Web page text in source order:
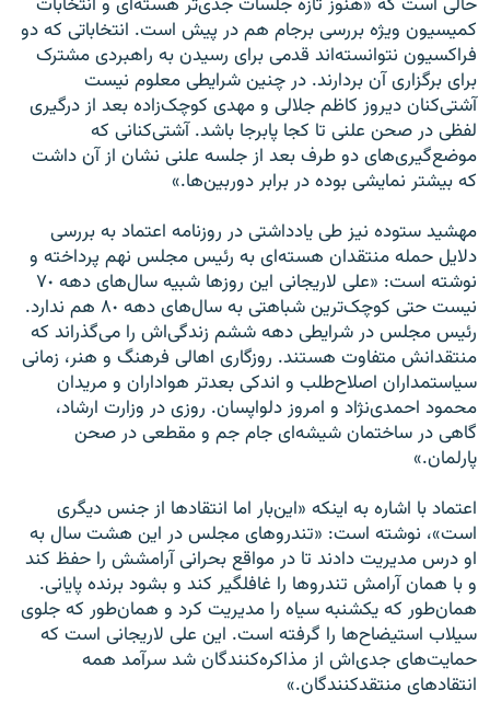
حالی است که «هنوز تازه جلسات جدی‌تر هسته‌ای و انتخابات
کمیسیون ویژه بررسی برجام هم در پیش است. انتخاباتی که دو
فراکسیون نتوانسته‌اند قدمی برای رسیدن به راهبردی مشترک
برای برگزاری آن بردارند. در چنین شرایطی معلوم نیست
آشتی‌کنان دیروز کاظم جلالی و مهدی کوچک‌زاده بعد از درگیری
لفظی در صحن علنی تا کجا پابرجا باشد. آشتی‌کنانی که
موضع‌گیری‌های دو طرف بعد از جلسه علنی نشان از آن داشت
که بیشتر نمایشی بوده در برابر دوربین‌ها.»
مهشید ستوده نیز طی یادداشتی در روزنامه اعتماد به بررسی
دلایل حمله منتقدان هسته‌ای به رئیس مجلس نهم پرداخته و
نوشته است: «علی لاریجانی این روزها شبیه سال‌های دهه ٧٠
نیست حتی کوچک‌ترین شباهتی به سال‌های دهه ٨٠ هم ندارد.
رئیس مجلس در شرایطی دهه ششم زندگی‌اش را می‌گذراند که
منتقدانش متفاوت هستند. روزگاری اهالی فرهنگ و هنر، زمانی
سیاستمداران اصلاح‌طلب و اندکی بعدتر هواداران و مریدان
محمود احمدی‌نژاد و امروز دلواپسان. روزی در وزارت ارشاد،
گاهی در ساختمان شیشه‌ای جام جم و مقطعی در صحن
پارلمان.»
اعتماد با اشاره به اینکه «این‌بار اما انتقادها از جنس دیگری
است»، نوشته است: «تندروهای مجلس در این هشت سال به
او درس مدیریت دادند تا در مواقع بحرانی آرامشش را حفظ کند
و با همان آرامش تندروها را غافلگیر کند و بشود برنده پایانی.
همان‌طور که یکشنبه سیاه را مدیریت کرد و همان‌طور که جلوی
سیلاب استیضاح‌ها را گرفته است. این علی لاریجانی است که
حمایت‌های جدی‌اش از مذاکره‌کنندگان شد سرآمد همه
انتقادهای منتقدکنندگان.»